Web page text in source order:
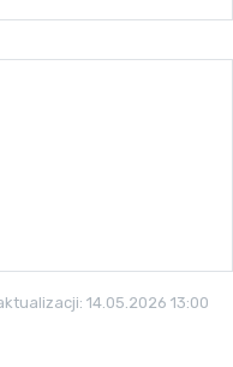
14.05.2026 13:00